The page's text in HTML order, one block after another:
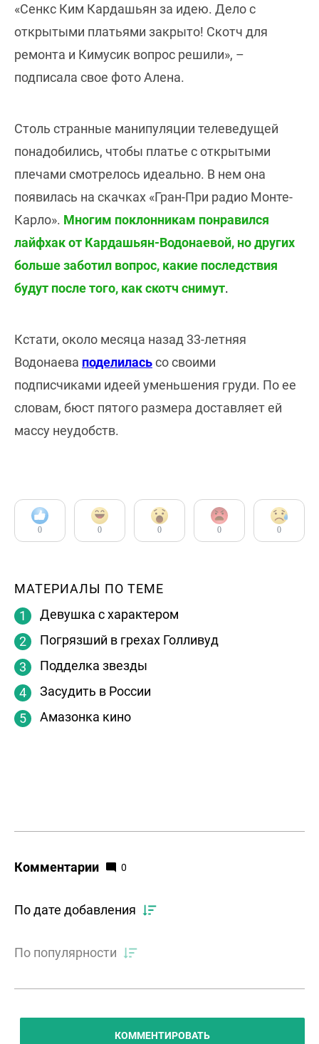
«Сенкс Ким Кардашьян за идею. Дело с
открытыми платьями закрыто! Скотч для
ремонта и Кимусик вопрос решили», –
подписала свое фото Алена.
Столь странные манипуляции телеведущей
понадобились, чтобы платье с открытыми
плечами смотрелось идеально. В нем она
появилась на скачках «Гран-При радио Монте-
Карло». Многим поклонникам понравился
лайфхак от Кардашьян-Водонаевой, но других
больше заботил вопрос, какие последствия
будут после того, как скотч снимут.
Кстати, около месяца назад 33-летняя
Водонаева поделиласьсо своими
подписчиками идеей уменьшения груди. По ее
словам, бюст пятого размера доставляет ей
массу неудобств.
0 0 0 0 0
МАТЕРИАЛЫ ПО ТЕМЕ
Девушка с характером
Погрязший в грехах Голливуд
Подделка звезды
Засудить в России
Амазонка кино
Комментарии 0
По дате добавления
По популярности
КОММЕНТИРОВАТЬ